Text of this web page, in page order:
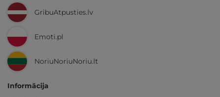
GribuAtpusties.lv
Emoti.pl
NoriuNoriuNoriu.lt
Informācija